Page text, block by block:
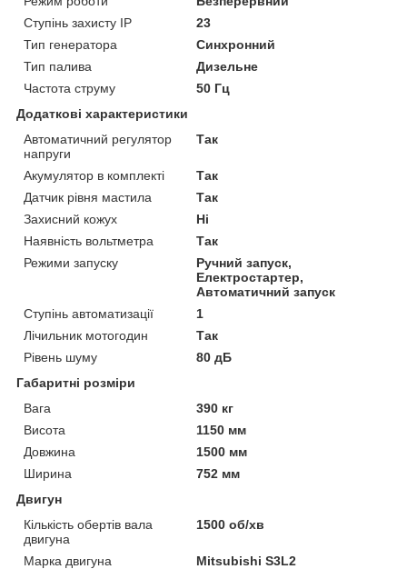
Ступінь захисту IP
23
Тип генератора
Синхронний
Тип палива
Дизельне
Частота струму
50 Гц
Додаткові характеристики
Автоматичний регулятор
напруги
Так
Акумулятор в комплекті
Так
Датчик рівня мастила
Так
Захисний кожух
Ні
Наявність вольтметра
Так
Режими запуску
Ручний запуск,
Електростартер,
Автоматичний запуск
Ступінь автоматизації
1
Лічильник мотогодин
Так
Рівень шуму
80 дБ
Габаритні розміри
Вага
390 кг
Висота
1150 мм
Довжина
1500 мм
Ширина
752 мм
Двигун
Кількість обертів вала
двигуна
1500 об/хв
Марка двигуна
Mitsubishi S3L2